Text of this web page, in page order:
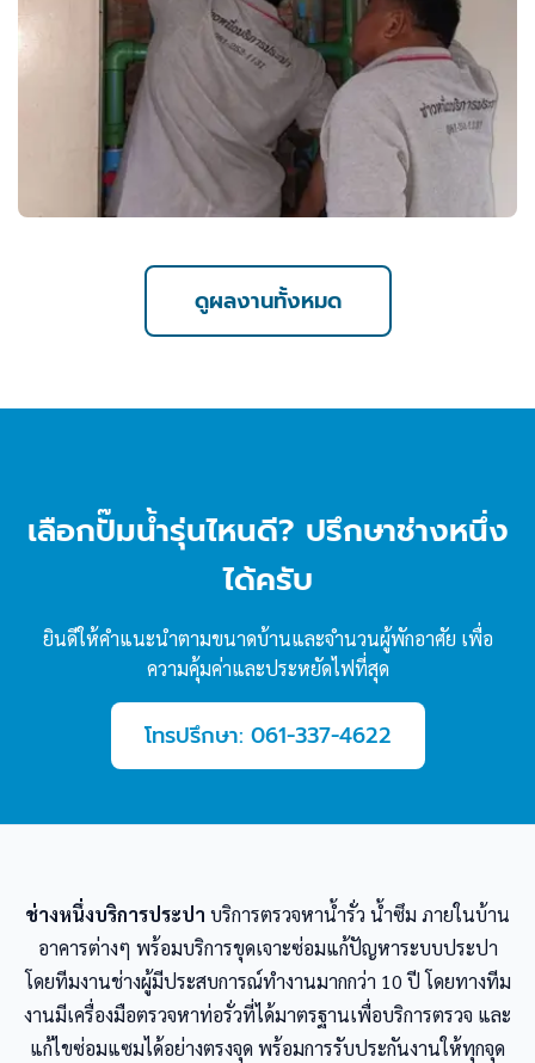
ดูผลงานทั้งหมด
เลือกปั๊มน้ำรุ่นไหนดี? ปรึกษาช่างหนึ่ง
ได้ครับ
ยินดีให้คำแนะนำตามขนาดบ้านและจำนวนผู้พักอาศัย เพื่อ
ความคุ้มค่าและประหยัดไฟที่สุด
โทรปรึกษา: 061-337-4622
ช่างหนึ่งบริการประปา บริการตรวจหาน้ำรั่ว น้ำซึม ภายในบ้าน
อาคารต่างๆ พร้อมบริการขุดเจาะซ่อมแก้ปัญหาระบบประปา
โดยทีมงานช่างผู้มีประสบการณ์ทำงานมากกว่า 10 ปี โดยทางทีม
งานมีเครื่องมือตรวจหาท่อรั่วที่ได้มาตรฐานเพื่อบริการตรวจ และ
แก้ไขซ่อมแซมได้อย่างตรงจุด พร้อมการรับประกันงานให้ทุกจุด